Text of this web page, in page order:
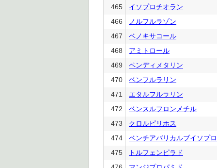
465
イソプロチオラン
466
ノルフルラゾン
467
ベノキサコール
468
アミトロール
469
ペンディメタリン
470
ベンフルラリン
471
エタルフルラリン
472
ベンスルフロンメチル
473
クロルピリホス
474
ベンチアバリカルブイソプ
475
トルフェンピラド